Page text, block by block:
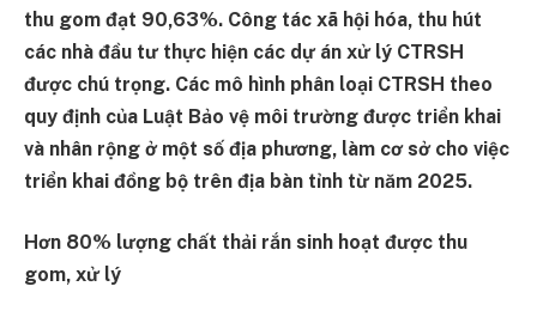
thu gom đạt 90,63%. Công tác xã hội hóa, thu hút
các nhà đầu tư thực hiện các dự án xử lý CTRSH
được chú trọng. Các mô hình phân loại CTRSH theo
quy định của Luật Bảo vệ môi trường được triển khai
và nhân rộng ở một số địa phương, làm cơ sở cho việc
triển khai đồng bộ trên địa bàn tỉnh từ năm 2025.
Hơn 80% lượng chất thải rắn sinh hoạt được thu
gom, xử lý